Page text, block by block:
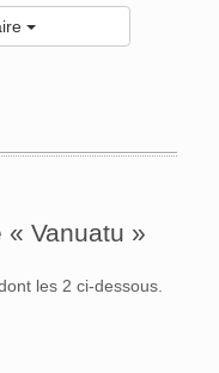
Vanuatu »
les 2 ci-dessous.